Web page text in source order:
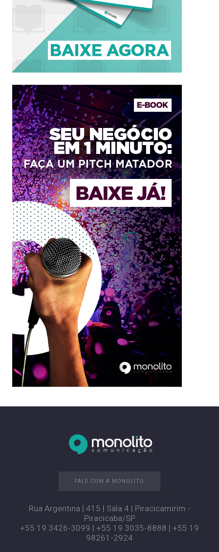
FALE COM A MONOLITO
Rua Argentina | 415 | Sala 4 | Piracicamirim -
Piracicaba/SP
+55 19 3426-3099 | +55 19 3035-8888 | +55 19
98261-2924